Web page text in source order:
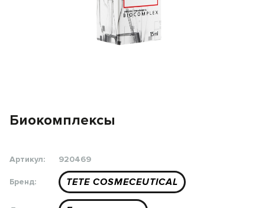
Биокомплексы
Артикул: 920469
Бренд: TETE COSMECEUTICAL